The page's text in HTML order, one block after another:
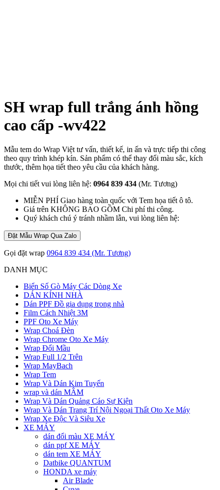
SH wrap full trắng ánh hồng
cao cấp -wv422
Mẫu tem do Wrap Việt tư vấn, thiết kế, in ấn và trực tiếp thi công
theo quy trình khép kín. Sản phẩm có thể thay đổi màu sắc, kích
thước, thêm họa tiết theo yêu cầu của khách hàng.
Mọi chi tiết vui lòng liên hệ: 0964 839 434 (Mr. Tương)
MIỄN PHÍ Giao hàng toàn quốc với Tem họa tiết ô tô.
Giá trên KHÔNG BAO GỒM Chi phí thi công.
Quý khách chú ý tránh nhầm lẫn, vui lòng liên hệ:
Đặt Mẫu Wrap Qua Zalo
Gọi đặt wrap 0964 839 434 (Mr. Tương)
DANH MỤC
Biển Số Gò Máy Các Dòng Xe
DÁN KÍNH NHÀ
Dán PPF Đồ gia dụng trong nhà
Film Cách Nhiệt 3M
PPF Oto Xe Máy
Wrap Choá Đèn
Wrap Chrome Oto Xe Máy
Wrap Đổi Mầu
Wrap Full 1/2 Trên
Wrap MayBach
Wrap Tem
Wrap Và Dán Kim Tuyến
wrap và dán MÂM
Wrap Và Dán Quảng Cáo Sự Kiện
Wrap Và Dán Trang Trí Nội Ngoại Thất Oto Xe Máy
Wrap Xe Độc Và Siêu Xe
XE MÁY
dán đổi màu XE MÁY
dán ppf XE MÁY
dán tem XE MÁY
Datbike QUANTUM
HONDA xe máy
Air Blade